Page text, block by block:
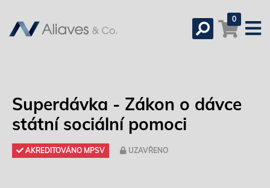
0
Superdávka - Zákon o dávce
státní sociální pomoci
AKREDITOVÁNO MPSV UZAVŘENO